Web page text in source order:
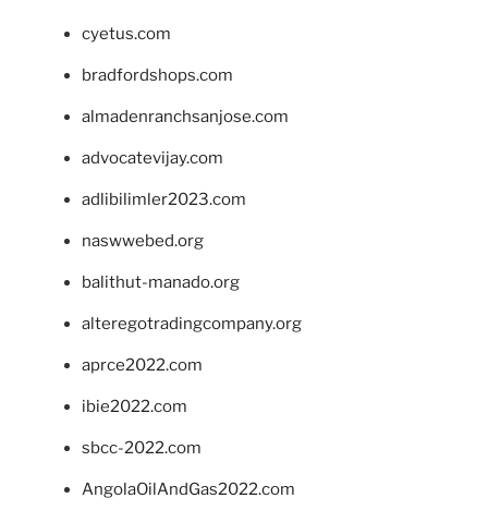
cyetus.com
bradfordshops.com
almadenranchsanjose.com
advocatevijay.com
adlibilimler2023.com
naswwebed.org
balithut-manado.org
alteregotradingcompany.org
aprce2022.com
ibie2022.com
sbcc-2022.com
AngolaOilAndGas2022.com